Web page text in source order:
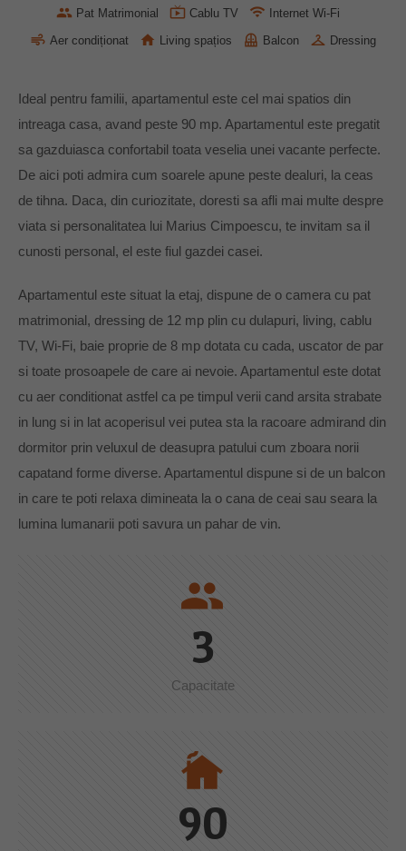
Pat Matrimonial Cablu TV
Internet Wi-Fi
Aer condiționat
Living spațios Balcon Dressing
Ideal pentru familii, apartamentul este cel mai spatios din
intreaga casa, avand peste 90 mp. Apartamentul este pregatit
sa gazduiasca confortabil toata veselia unei vacante perfecte.
De aici poti admira cum soarele apune peste dealuri, la ceas
de tihna. Daca, din curiozitate, doresti sa afli mai multe despre
viata si personalitatea lui Marius Cimpoescu, te invitam sa il
cunosti personal, el este fiul gazdei casei.
Apartamentul este situat la etaj, dispune de o camera cu pat
matrimonial, dressing de 12 mp plin cu dulapuri, living, cablu
TV, Wi-Fi, baie proprie de 8 mp dotata cu cada, uscator de par
si toate prosoapele de care ai nevoie. Apartamentul este dotat
cu aer conditionat astfel ca pe timpul verii cand arsita strabate
in lung si in lat acoperisul vei putea sta la racoare admirand din
dormitor prin veluxul de deasupra patului cum zboara norii
capatand forme diverse. Apartamentul dispune si de un balcon
in care te poti relaxa dimineata la o cana de ceai sau seara la
lumina lumanarii poti savura un pahar de vin.
people
3
Capacitate
cottage
90